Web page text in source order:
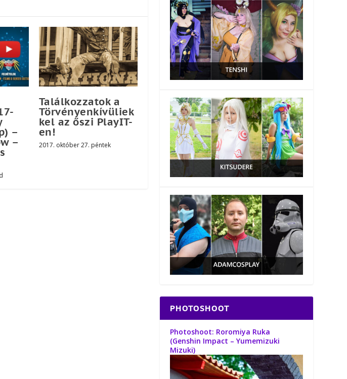
–
–
Találkozzatok a
Törvényenkívüliek
kel az őszi PlayIT-
en!
2017. október 27. péntek
PHOTOSHOOT
Photoshoot: Roromiya Ruka
(Genshin Impact – Yumemizuki
Mizuki)